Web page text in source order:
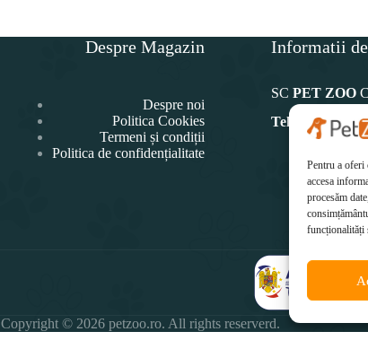
Pentru a oferi
accesa
procesăm
funcționalități
Despre Magazin
Despre noi
Politica Cookies
Termeni și condiții
Politica de confidențialitate
Informatii
SC PET ZOO
Telefon:
0771
Copyright © 2026 petzoo.ro. All rights reserverd.